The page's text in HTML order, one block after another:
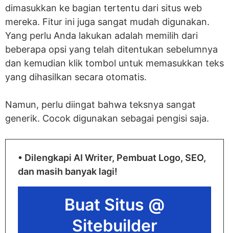
dimasukkan ke bagian tertentu dari situs web
mereka. Fitur ini juga sangat mudah digunakan.
Yang perlu Anda lakukan adalah memilih dari
beberapa opsi yang telah ditentukan sebelumnya
dan kemudian klik tombol untuk memasukkan teks
yang dihasilkan secara otomatis.
Namun, perlu diingat bahwa teksnya sangat
generik. Cocok digunakan sebagai pengisi saja.
• Dilengkapi AI Writer, Pembuat Logo, SEO,
dan masih banyak lagi!
Buat Situs @
Sitebuilder